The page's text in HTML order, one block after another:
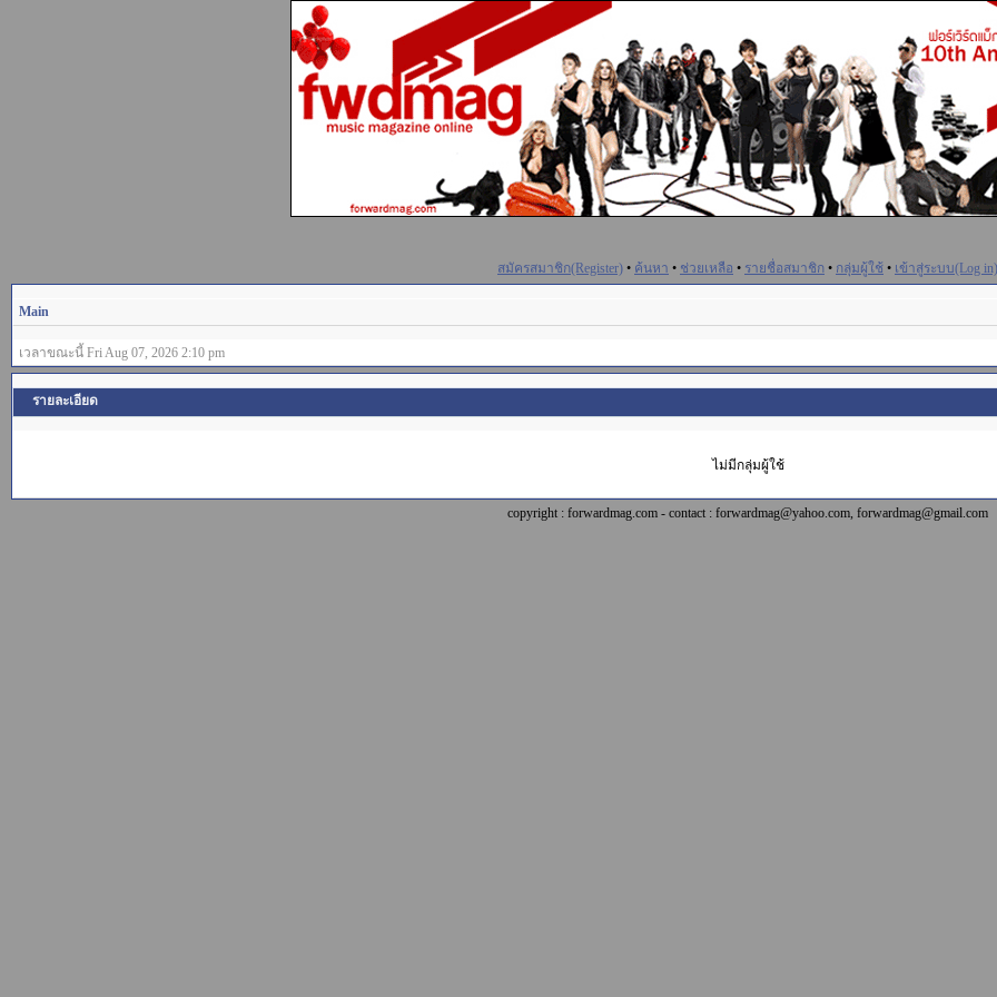
สมัครสมาชิก(Register) • ค้นหา • ช่วยเหลือ • รายชื่อสมาชิก • กลุ่มผู้ใช้ • เข้าสู่ระบบ(Log in)
Main
เวลาขณะนี้ Fri Aug 07, 2026 2:10 pm
รายละเอียด
ไม่มีกลุ่มผู้ใช้
copyright : forwardmag.com - contact : forwardmag@yahoo.com, forwardmag@gmail.com